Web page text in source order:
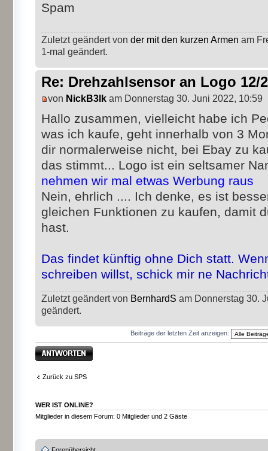
Spam
Zuletzt geändert von der mit den kurzen Armen am
1-mal geändert.
Re: Drehzahlsensor an Logo 12/
von NickB3lk am Donnerstag 30. Juni 2022, 10:59
Hallo zusammen, vielleicht habe ich
was ich kaufe, geht innerhalb von 3
dir normalerweise nicht, bei Ebay zu
das stimmt... Logo ist ein seltsamer
nehmen wir mal etwas Werbung raus
Nein, ehrlich .... Ich denke, es ist
gleichen Funktionen zu kaufen, damit
hast.
Das findet künftig ohne Dich statt.
schreiben willst, schick mir ne
Zuletzt geändert von BernhardS am Donnerstag 30.
geändert.
Beiträge der letzten Zeit anzeigen:
Antwort erstellen
Zurück zu SPS
WER IST ONLINE?
Mitglieder in diesem Forum: 0 Mitglieder und 2 Gäste